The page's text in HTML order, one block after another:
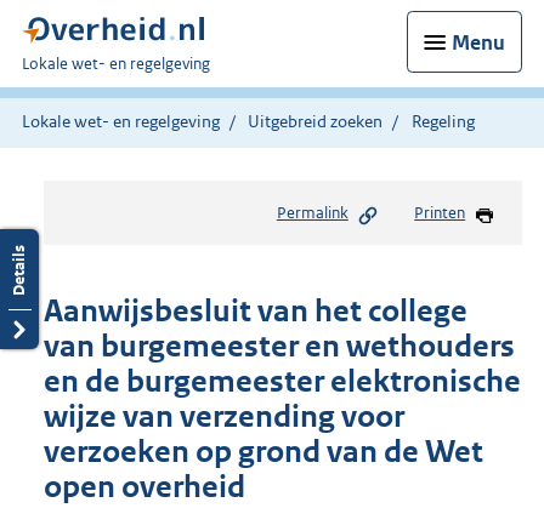
Menu
U
bent
hier:
Lokale wet- en regelgeving
Lokale wet- en regelgeving Uitgebreid zoeken Regeling
Permalink Printen
Aanwijsbesluit van het college
van burgemeester en wethouders
en de burgemeester elektronische
wijze van verzending voor
verzoeken op grond van de Wet
open overheid